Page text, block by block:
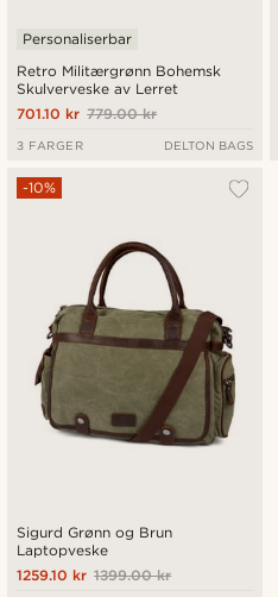
Retro Militærgrønn Bohemsk
Skulverveske av Lerret
Personaliserbar
779.00 kr
701.10 kr
3 FARGER DELTON BAGS
Sigurd Grønn og Brun
Laptopveske
-10%
1399.00 kr
1259.10 kr